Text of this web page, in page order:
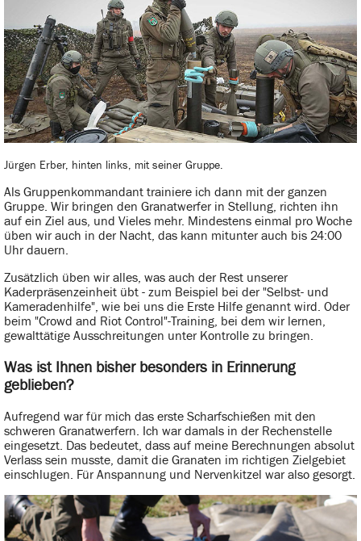
Jürgen Erber, hinten links, mit seiner Gruppe.
Als Gruppenkommandant trainiere ich dann mit der ganzen
Gruppe. Wir bringen den Granatwerfer in Stellung, richten ihn
auf ein Ziel aus, und Vieles mehr. Mindestens einmal pro Woche
üben wir auch in der Nacht, das kann mitunter auch bis 24:00
Uhr dauern.
Zusätzlich üben wir alles, was auch der Rest unserer
Kaderpräsenzeinheit übt - zum Beispiel bei der "Selbst- und
Kameradenhilfe", wie bei uns die Erste Hilfe genannt wird. Oder
beim "Crowd and Riot Control"-Training, bei dem wir lernen,
gewalttätige Ausschreitungen unter Kontrolle zu bringen.
Was ist Ihnen bisher besonders in Erinnerung
geblieben?
Aufregend war für mich das erste Scharfschießen mit den
schweren Granatwerfern. Ich war damals in der Rechenstelle
eingesetzt. Das bedeutet, dass auf meine Berechnungen absolut
Verlass sein musste, damit die Granaten im richtigen Zielgebiet
einschlugen. Für Anspannung und Nervenkitzel war also gesorgt.